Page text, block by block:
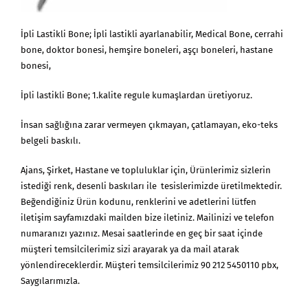
İpli Lastikli Bone; İpli lastikli ayarlanabilir, Medical Bone, cerrahi
bone, doktor bonesi, hemşire boneleri, aşçı boneleri, hastane
bonesi,
İpli lastikli Bone; 1.kalite regule kumaşlardan üretiyoruz.
İnsan sağlığına zarar vermeyen çıkmayan, çatlamayan, eko-teks
belgeli baskılı.
Ajans, Şirket, Hastane ve topluluklar için, Ürünlerimiz sizlerin
istediği renk, desenli baskıları ile tesislerimizde üretilmektedir.
Beğendiğiniz Ürün kodunu, renklerini ve adetlerini lütfen
iletişim sayfamızdaki mailden bize iletiniz. Mailinizi ve telefon
numaranızı yazınız. Mesai saatlerinde en geç bir saat içinde
müşteri temsilcilerimiz sizi arayarak ya da mail atarak
yönlendireceklerdir. Müşteri temsilcilerimiz 90 212 5450110 pbx,
Saygılarımızla.